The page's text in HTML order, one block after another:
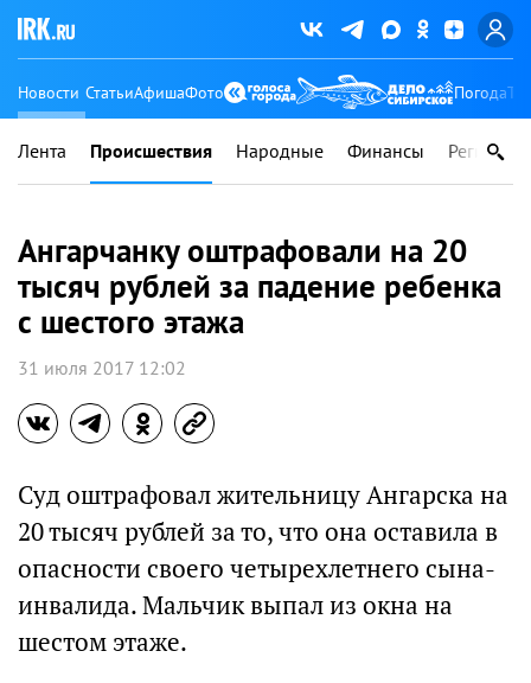
Новости СтатьиАфишаФото Погода
Лента Происшествия Народные Финансы Регионы
Ангарчанку оштрафовали на 20
тысяч рублей за падение ребенка
с шестого этажа
31 июля 2017 12:02
Суд оштрафовал жительницу Ангарска на
20 тысяч рублей за то, что она оставила в
опасности своего четырехлетнего сына-
инвалида. Мальчик выпал из окна на
шестом этаже.